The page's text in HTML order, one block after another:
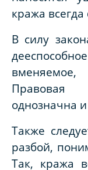
кража
В силу
вменяемое,
Правовая
однозначна
Также
разбой,
Так, кража